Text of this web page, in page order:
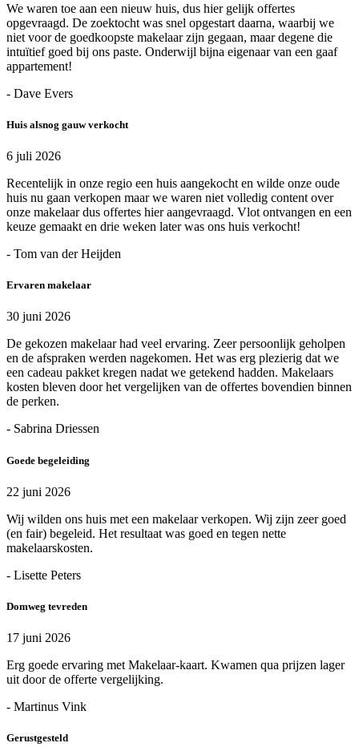
We waren toe aan een nieuw huis, dus hier gelijk offertes
opgevraagd. De zoektocht was snel opgestart daarna, waarbij we
niet voor de goedkoopste makelaar zijn gegaan, maar degene die
intuïtief goed bij ons paste. Onderwijl bijna eigenaar van een gaaf
appartement!
- Dave Evers
Huis alsnog gauw verkocht
6 juli 2026
Recentelijk in onze regio een huis aangekocht en wilde onze oude
huis nu gaan verkopen maar we waren niet volledig content over
onze makelaar dus offertes hier aangevraagd. Vlot ontvangen en een
keuze gemaakt en drie weken later was ons huis verkocht!
- Tom van der Heijden
Ervaren makelaar
30 juni 2026
De gekozen makelaar had veel ervaring. Zeer persoonlijk geholpen
en de afspraken werden nagekomen. Het was erg plezierig dat we
een cadeau pakket kregen nadat we getekend hadden. Makelaars
kosten bleven door het vergelijken van de offertes bovendien binnen
de perken.
- Sabrina Driessen
Goede begeleiding
22 juni 2026
Wij wilden ons huis met een makelaar verkopen. Wij zijn zeer goed
(en fair) begeleid. Het resultaat was goed en tegen nette
makelaarskosten.
- Lisette Peters
Domweg tevreden
17 juni 2026
Erg goede ervaring met Makelaar-kaart. Kwamen qua prijzen lager
uit door de offerte vergelijking.
- Martinus Vink
Gerustgesteld